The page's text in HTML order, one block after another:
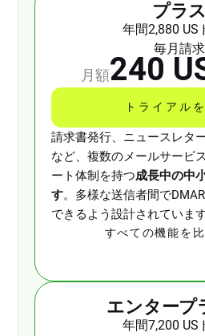
プラス
年間2,880 US
毎月請求
月額240
トライアル
請求書発行、ニュースレタ
など、複数のメールサービ
ート体制を持つ成長中の中
す。多様な送信者間で
できるよう設計されています
すべての機能を
エンタープ
年間7,200 US